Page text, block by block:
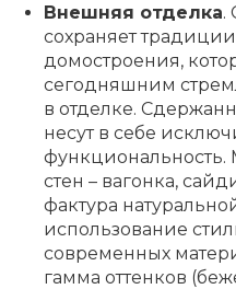
Внешняя отделка.
сохраняет
домостроения,
сегодняшним
в отделке.
несут в себе
функциональность.
стен – вагонка,
фактура
использование
современных
гамма оттенков